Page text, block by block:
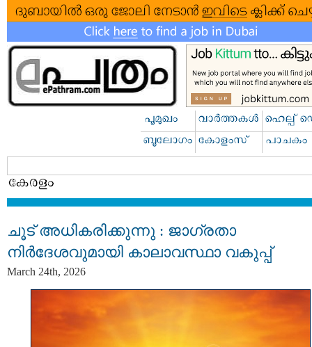
ചൂട് അധികരിക്കുന്നു : ജാഗ്രതാ
നിർദേശവുമായി കാലാവസ്ഥാ വകുപ്പ്
March 24th, 2026